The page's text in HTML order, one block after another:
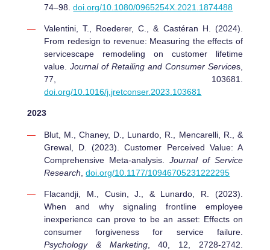
74–98.doi.org/10.1080/0965254X.2021.1874488
Valentini, T., Roederer, C., & Castéran H. (2024).
From redesign to revenue: Measuring the effects of
servicescape remodeling on customer lifetime
value. Journal of Retailing and Consumer Services,
77, 103681.
doi.org/10.1016/j.jretconser.2023.103681
2023
Blut, M., Chaney, D., Lunardo, R., Mencarelli, R., &
Grewal, D. (2023). Customer Perceived Value: A
Comprehensive Meta-analysis. Journal of Service
Research ,doi.org/10.1177/10946705231222295
Flacandji, M., Cusin, J., & Lunardo, R. (2023).
When and why signaling frontline employee
inexperience can prove to be an asset: Effects on
consumer forgiveness for service failure.
Psychology & Marketing, 40, 12, 2728-2742.